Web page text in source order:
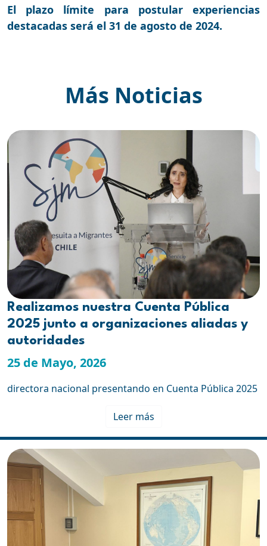
El plazo límite para postular experiencias
destacadas será el 31 de agosto de 2024.
Más Noticias
Realizamos nuestra Cuenta Pública
2025 junto a organizaciones aliadas y
autoridades
25 de Mayo, 2026
directora nacional presentando en Cuenta Pública 2025
Leer más